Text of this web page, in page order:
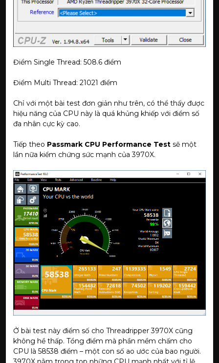
Điểm Single Thread: 508.6 điểm
Điểm Multi Thread: 21021 điểm
Chỉ với một bài test đơn giản như trên, có thể thấy được
hiệu năng của CPU này là quá khủng khiếp với điểm số
đa nhân cực kỳ cao.
Tiếp theo Passmark CPU Performance Test sẽ một
lần nữa kiểm chứng sức mạnh của 3970X.
Ở bài test này điểm số cho Threadripper 3970X cũng
không hề thấp. Tổng điểm mà phần mềm chấm cho
CPU là 58538 điểm – một con số ao ước của bao người.